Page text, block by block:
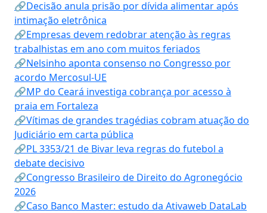
🔗Decisão anula prisão por dívida alimentar após
intimação eletrônica
🔗Empresas devem redobrar atenção às regras
trabalhistas em ano com muitos feriados
🔗Nelsinho aponta consenso no Congresso por
acordo Mercosul-UE
🔗MP do Ceará investiga cobrança por acesso à
praia em Fortaleza
🔗Vítimas de grandes tragédias cobram atuação do
Judiciário em carta pública
🔗PL 3353/21 de Bivar leva regras do futebol a
debate decisivo
🔗Congresso Brasileiro de Direito do Agronegócio
2026
🔗Caso Banco Master: estudo da Ativaweb DataLab